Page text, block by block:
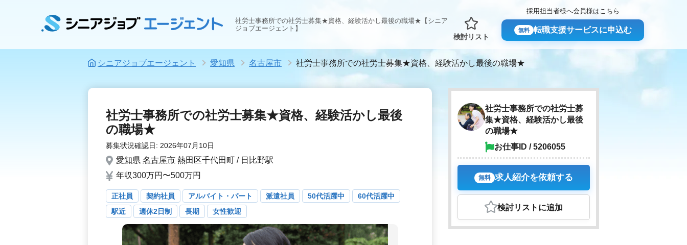
社労士事務所での社労士募集★資格、経験活かし最後の職場★【シニア
ジョブエージェント】
検討リスト
採用担当者様へ会員様はこちら
無料 転職支援サービスに申込む
シニアジョブエージェント 愛知県 名古屋市 社労士事務所での社労士募集★資格、経験活かし最後の職場★
社労士事務所での社労士募集★資格、経験活かし最後
の職場★
募集状況確認日: 2026年07月10日
愛知県 名古屋市 熱田区千代田町 / 日比野駅
年収300万円〜500万円
正社員 契約社員 アルバイト・パート 派遣社員 50代活躍中
60代活躍中
駅近
週休2日制 長期 女性歓迎
社労士事務所での社労士募
集★資格、経験活かし最後
の職場★
お仕事ID / 5206055
無料 求人紹介を依頼する
検討リスト に追加